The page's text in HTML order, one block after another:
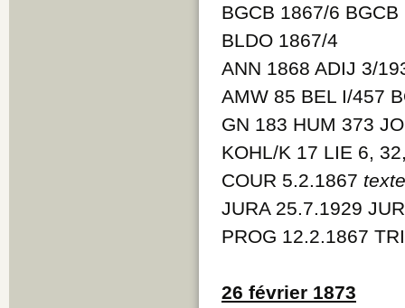
BGCB 1867/6
BLDO 1867/4
ANN 1868 ADIJ 3/
AMW 85 BEL I/457
GN 183 HUM 373
KOHL/K 17 LIE 6,
COUR 5.2.1867 texte
JURA 25.7.1929
PROG 12.2.1867
26 février 1873